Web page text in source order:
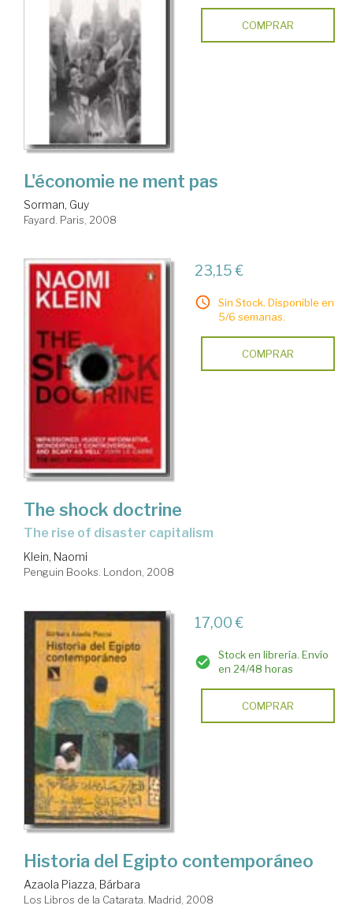
países
COMPRAR
L'économie ne ment pas
Sorman, Guy
Fayard. Paris, 2008
23,15 €
Sin Stock. Disponible en
5/6 semanas.
COMPRAR
The shock doctrine
the rise of disaster capitalism
Klein, Naomi
Penguin Books. London, 2008
17,00 €
Stock en librería. Envío
en 24/48 horas
COMPRAR
Historia del Egipto contemporáneo
Azaola Piazza, Bárbara
Los Libros de la Catarata. Madrid, 2008